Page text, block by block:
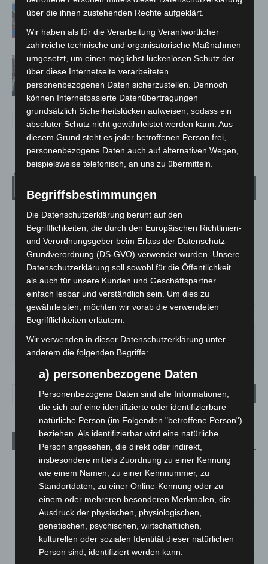
Mann läuft mit Hockeyschläger über
A7 – Polizei sucht Zeugen
Celle: Mensch stirbt bei Bagger-Unfall
auf Baustelle
LANGENHAGEN
Bedeckt
19.7°C 20.7°
18.8°
FR.
21°
SA.
27°
SO.
33°
MO. DI.
Aktuelle Beiträge
Niedersachsen: Feuerwehrkräfte kehren nach
Waldbrandeinsatz aus Spanien zurück
7. August 2026
Hannover: Erste Tigermücken-Population in Niedersachsen
entdeckt
7. August 2026
über die ihnen zustehenden Rechte aufgeklärt.
Wir haben als für die Verarbeitung Verantwortlicher
zahlreiche technische und organisatorische Maßnahmen
umgesetzt, um einen möglichst lückenlosen Schutz der
über diese Internetseite verarbeiteten
personenbezogenen Daten sicherzustellen. Dennoch
können Internetbasierte Datenübertragungen
grundsätzlich Sicherheitslücken aufweisen, sodass ein
absoluter Schutz nicht gewährleistet werden kann. Aus
diesem Grund steht es jeder betroffenen Person frei,
personenbezogene Daten auch auf alternativen Wegen,
beispielsweise telefonisch, an uns zu übermitteln.
Begriffsbestimmungen
Die Datenschutzerklärung beruht auf den
Begrifflichkeiten, die durch den Europäischen Richtlinien-
und Verordnungsgeber beim Erlass der Datenschutz-
Grundverordnung (DS-GVO) verwendet wurden. Unsere
Datenschutzerklärung soll sowohl für die Öffentlichkeit
als auch für unsere Kunden und Geschäftspartner
einfach lesbar und verständlich sein. Um dies zu
gewährleisten, möchten wir vorab die verwendeten
Begrifflichkeiten erläutern.
Wir verwenden in dieser Datenschutzerklärung unter
anderem die folgenden Begriffe:
a) personenbezogene Daten
Personenbezogene Daten sind alle Informationen,
die sich auf eine identifizierte oder identifizierbare
natürliche Person (im Folgenden "betroffene Person")
beziehen. Als identifizierbar wird eine natürliche
Person angesehen, die direkt oder indirekt,
insbesondere mittels Zuordnung zu einer Kennung
wie einem Namen, zu einer Kennnummer, zu
Standortdaten, zu einer Online-Kennung oder zu
einem oder mehreren besonderen Merkmalen, die
Ausdruck der physischen, physiologischen,
genetischen, psychischen, wirtschaftlichen,
kulturellen oder sozialen Identität dieser natürlichen
Person sind, identifiziert werden kann.